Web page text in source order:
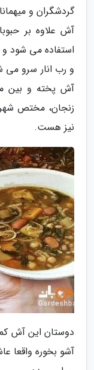
گردشگران و
آش علاوه بر
استفاده می شود
و رب انار سرو می
آش پخته و بین
زنجان، مختص شهر
نیز هست.
دوستان این آش